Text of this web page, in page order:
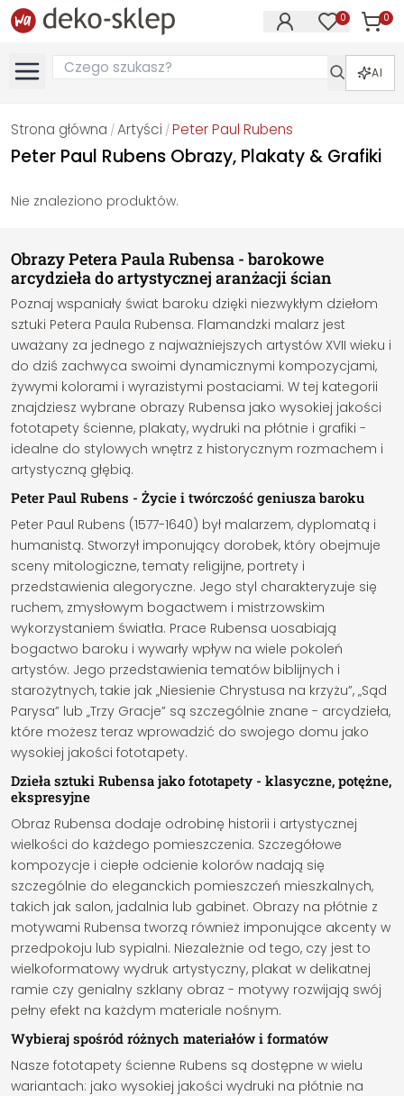
0 0
AI
Strona główna /Artyści /Peter Paul Rubens
Peter Paul Rubens Obrazy, Plakaty & Grafiki
Nie znaleziono produktów.
Obrazy Petera Paula Rubensa - barokowe
arcydzieła do artystycznej aranżacji ścian
Poznaj wspaniały świat baroku dzięki niezwykłym dziełom
sztuki Petera Paula Rubensa. Flamandzki malarz jest
uważany za jednego z najważniejszych artystów XVII wieku i
do dziś zachwyca swoimi dynamicznymi kompozycjami,
żywymi kolorami i wyrazistymi postaciami. W tej kategorii
znajdziesz wybrane obrazy Rubensa jako wysokiej jakości
fototapety ścienne, plakaty, wydruki na płótnie i grafiki -
idealne do stylowych wnętrz z historycznym rozmachem i
artystyczną głębią.
Peter Paul Rubens - Życie i twórczość geniusza baroku
Peter Paul Rubens (1577-1640) był malarzem, dyplomatą i
humanistą. Stworzył imponujący dorobek, który obejmuje
sceny mitologiczne, tematy religijne, portrety i
przedstawienia alegoryczne. Jego styl charakteryzuje się
ruchem, zmysłowym bogactwem i mistrzowskim
wykorzystaniem światła. Prace Rubensa uosabiają
bogactwo baroku i wywarły wpływ na wiele pokoleń
artystów. Jego przedstawienia tematów biblijnych i
starożytnych, takie jak „Niesienie Chrystusa na krzyżu”, „Sąd
Parysa” lub „Trzy Gracje” są szczególnie znane - arcydzieła,
które możesz teraz wprowadzić do swojego domu jako
wysokiej jakości fototapety.
Dzieła sztuki Rubensa jako fototapety - klasyczne, potężne,
ekspresyjne
Obraz Rubensa dodaje odrobinę historii i artystycznej
wielkości do każdego pomieszczenia. Szczegółowe
kompozycje i ciepłe odcienie kolorów nadają się
szczególnie do eleganckich pomieszczeń mieszkalnych,
takich jak salon, jadalnia lub gabinet. Obrazy na płótnie z
motywami Rubensa tworzą również imponujące akcenty w
przedpokoju lub sypialni. Niezależnie od tego, czy jest to
wielkoformatowy wydruk artystyczny, plakat w delikatnej
ramie czy genialny szklany obraz - motywy rozwijają swój
pełny efekt na każdym materiale nośnym.
Wybieraj spośród różnych materiałów i formatów
Nasze fototapety ścienne Rubens są dostępne w wielu
wariantach: jako wysokiej jakości wydruki na płótnie na